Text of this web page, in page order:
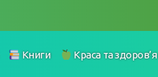
Книги Краса та здоров’я